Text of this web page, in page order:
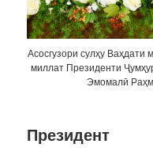
Асосгузори сулҳу
миллат Президенти
Эмомалӣ
Президент